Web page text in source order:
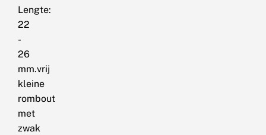
Lengte:
22
-
26
mm.vrij
kleine
rombout
met
zwak